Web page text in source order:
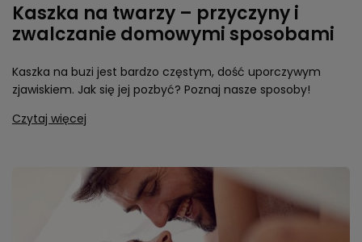
Kaszka na twarzy – przyczyny i
zwalczanie domowymi sposobami
Kaszka na buzi jest bardzo częstym, dość uporczywym
zjawiskiem. Jak się jej pozbyć? Poznaj nasze sposoby!
Czytaj więcej